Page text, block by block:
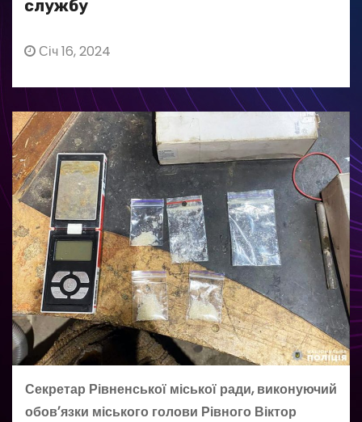
службу
Січ 16, 2024
Секретар Рівненської міської ради, виконуючий
обовʼязки міського голови Рівного Віктор